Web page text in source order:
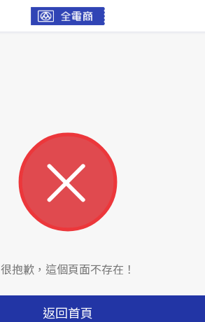
很抱歉，這個頁面不存在！
返回首頁